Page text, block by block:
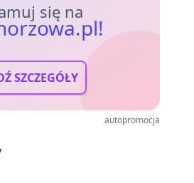
się na
SZCZEGÓŁY
autopromocja